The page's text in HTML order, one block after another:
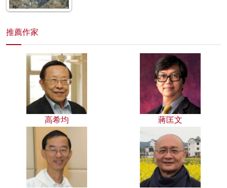
推薦作家
高希均 蔣匡文